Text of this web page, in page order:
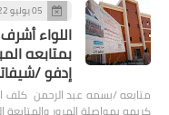
05 يوليو 2022
اللواء
بمتابعه
إدفو /
متابعه /بسمه عبد الرحمن كلف